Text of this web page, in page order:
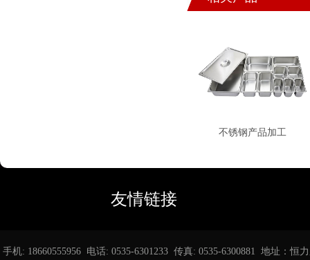
不锈钢产品加工
友情链接
手机: 18660555956 电话: 0535-6301233 传真: 0535-6300881 地址：